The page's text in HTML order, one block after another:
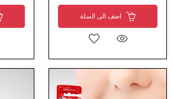
اضف الى السلة